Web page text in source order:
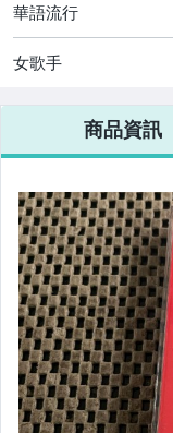
華語流行
女歌手
商品資訊